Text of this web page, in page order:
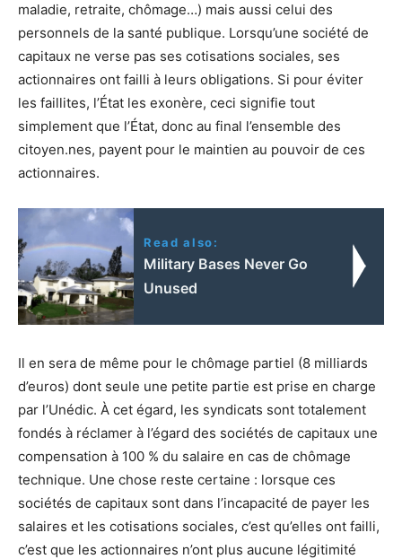
maladie, retraite, chômage…) mais aussi celui des
personnels de la santé publique. Lorsqu’une société de
capitaux ne verse pas ses cotisations sociales, ses
actionnaires ont failli à leurs obligations. Si pour éviter
les faillites, l’État les exonère, ceci signifie tout
simplement que l’État, donc au final l’ensemble des
citoyen.nes, payent pour le maintien au pouvoir de ces
actionnaires.
Read also:
Military Bases Never Go
Unused
Il en sera de même pour le chômage partiel (8 milliards
d’euros) dont seule une petite partie est prise en charge
par l’Unédic. À cet égard, les syndicats sont totalement
fondés à réclamer à l’égard des sociétés de capitaux une
compensation à 100 % du salaire en cas de chômage
technique. Une chose reste certaine : lorsque ces
sociétés de capitaux sont dans l’incapacité de payer les
salaires et les cotisations sociales, c’est qu’elles ont failli,
c’est que les actionnaires n’ont plus aucune légitimité